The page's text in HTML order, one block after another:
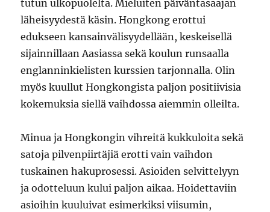
tutun ulkopuolelta. Mieluiten päiväntasaajan
läheisyydestä käsin. Hongkong erottui
edukseen kansainvälisyydellään, keskeisellä
sijainnillaan Aasiassa sekä koulun runsaalla
englanninkielisten kurssien tarjonnalla. Olin
myös kuullut Hongkongista paljon positiivisia
kokemuksia siellä vaihdossa aiemmin olleilta.
Minua ja Hongkongin vihreitä kukkuloita sekä
satoja pilvenpiirtäjiä erotti vain vaihdon
tuskainen hakuprosessi. Asioiden selvittelyyn
ja odotteluun kului paljon aikaa. Hoidettaviin
asioihin kuuluivat esimerkiksi viisumin,